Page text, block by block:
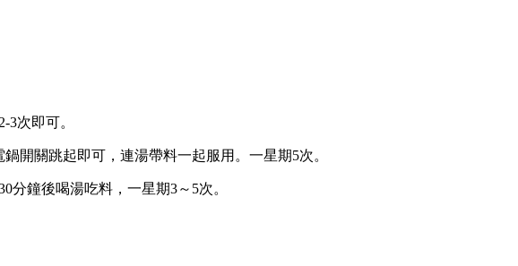
次即可。
開關跳起即可，連湯帶料一起服用。一星期5次。
分鐘後喝湯吃料，一星期3～5次。